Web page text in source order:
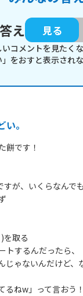
え
見る
コメントを見たく
」をおすと表示され
い。
餅です！
が、いくらなんで
を取る
トするんだったら、
じゃないんだけど、
るねw」って言おう！